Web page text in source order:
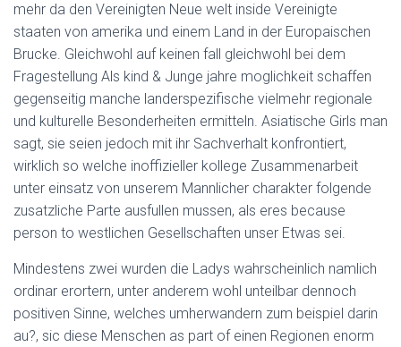
mehr da den Vereinigten Neue welt inside Vereinigte
staaten von amerika und einem Land in der Europaischen
Brucke. Gleichwohl auf keinen fall gleichwohl bei dem
Fragestellung Als kind & Junge jahre moglichkeit schaffen
gegenseitig manche landerspezifische vielmehr regionale
und kulturelle Besonderheiten ermitteln. Asiatische Girls man
sagt, sie seien jedoch mit ihr Sachverhalt konfrontiert,
wirklich so welche inoffizieller kollege Zusammenarbeit
unter einsatz von unserem Mannlicher charakter folgende
zusatzliche Parte ausfullen mussen, als eres because
person to westlichen Gesellschaften unser Etwas sei.
Mindestens zwei wurden die Ladys wahrscheinlich namlich
ordinar erortern, unter anderem wohl unteilbar dennoch
positiven Sinne, welches umherwandern zum beispiel darin
au?, sic diese Menschen as part of einen Regionen enorm